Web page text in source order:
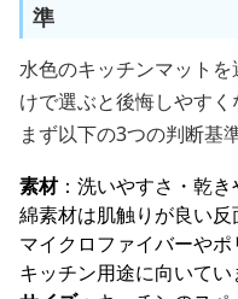
準
水色のキッチンマット
けで選ぶと後悔しやすく
まず以下の3つの判断基
素材：洗いやすさ・乾き
綿素材は肌触りが良い反
マイクロファイバーやポ
キッチン用途に向いてい